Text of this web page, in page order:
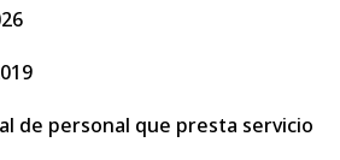
de personal que presta servicio